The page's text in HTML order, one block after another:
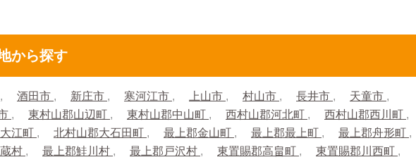
から探す
酒田市 新庄市 寒河江市 上山市 村山市 長井市
天童市
東村山郡山辺町 東村山郡中山町 西村山郡河北町
西村山郡西川町
江町 北村山郡大石田町 最上郡金山町 最上郡最上町
最上郡舟形町
村 最上郡鮭川村 最上郡戸沢村 東置賜郡高畠町
東置賜郡川西町